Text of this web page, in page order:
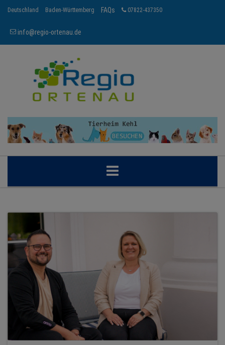
Deutschland Baden-Württemberg FAQs 07822-437350
info@regio-ortenau.de
BRANCHEN
NEWS
TERMINE
ANGEBOTE